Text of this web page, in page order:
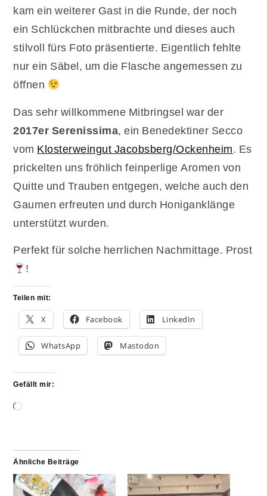
kam ein weiterer Gast in die Runde, der noch
ein Schlückchen mitbrachte und dieses auch
stilvoll fürs Foto präsentierte. Eigentlich fehlte
nur ein Säbel, um die Flasche angemessen zu
öffnen
Das sehr willkommene Mitbringsel war der
2017er Serenissima, ein Benedektiner Secco
vom Klosterweingut Jacobsberg/Ockenheim. Es
prickelten uns fröhlich feinperlige Aromen von
Quitte und Trauben entgegen, welche auch den
Gaumen erfreuten und durch Honiganklänge
unterstützt wurden.
Perfekt für solche herrlichen Nachmittage. Prost
!
Teilen mit:
X Facebook LinkedIn
WhatsApp Mastodon
Gefällt mir:
Wird
Ähnliche Beiträge